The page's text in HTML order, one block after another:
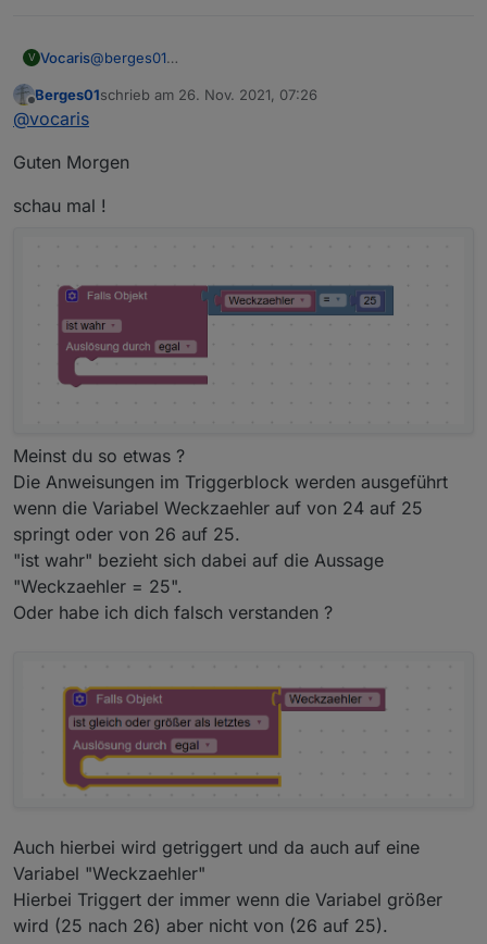
V Vocaris@berges01
ich habe den Trigger in gleicher Verwendung wie du.
Du nimmst ja auch die beiden Kontakte. Ich auch. Ja
Da es beides Aquara Kontakte sind, heißen sie leider
beide gleich.
Ich habe ja das Script für "Garage oben" ja am Trigger
angepasst. Habe hier nur ein Objekt eingebunden und
das es mit "ändert sich" wieder nicht ging habe ich es
mit true/false versucht. Wenn das Tor oben ist, wird ja
der obere Kontakt false. Dann soll er es ausführen.
Wenn das Tor fährt (und dabei hat er ja das Problem
habe auch gleichzeitig den Kontakt ausgetauscht. Was
jetzt die Ursache war, weiß ich nicht. Mal gucken wie
lange das hält.
DEnnoch zum Trigger: WEnn ich 2 Objekte habe und
den Wert "ändert sich", dann läuft der Trigger wenn
Gerade bei Trigger fliegen viele Kurse schnell drüber
und erklären da nicht. Auch nicht ob man Trigger-
Objekte hinsichtlich ihres Wertes abfragen kann. Es
gibt wohl nur true und flase.
Berges01schrieb am 26. Nov. 2021, 07:26
zuletzt editiert von
@vocaris
Guten Morgen
schau mal !
Meinst du so etwas ?
Die Anweisungen im Triggerblock werden ausgeführt
wenn die Variabel Weckzaehler auf von 24 auf 25
springt oder von 26 auf 25.
"ist wahr" bezieht sich dabei auf die Aussage
"Weckzaehler = 25".
Oder habe ich dich falsch verstanden ?
Auch hierbei wird getriggert und da auch auf eine
Variabel "Weckzaehler"
Hierbei Triggert der immer wenn die Variabel größer
wird (25 nach 26) aber nicht von (26 auf 25).